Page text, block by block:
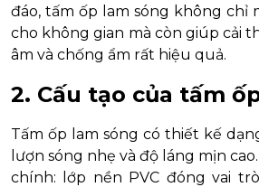
đáo, tấm ốp lam sóng không chỉ
cho không gian mà còn giúp cải
âm và chống ẩm rất hiệu quả.
2. Cấu tạo của tấm
Tấm ốp lam sóng có thiết kế
lượn sóng nhẹ và độ láng mịn
chính: lớp nền PVC đóng vai